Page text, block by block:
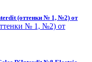
(оттенки № 1, №2) от